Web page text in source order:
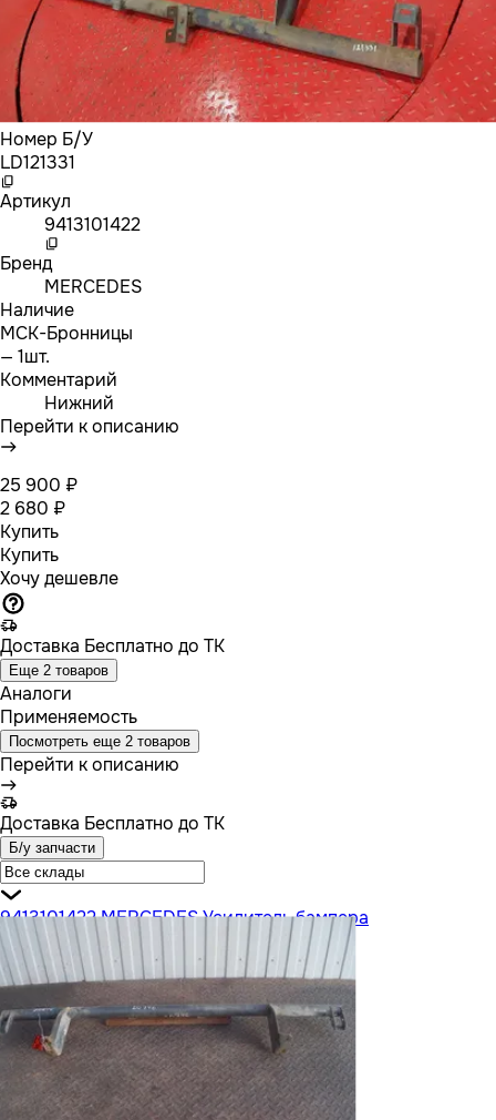
Номер Б/У
LD121331
Артикул
9413101422
Бренд
MERCEDES
Наличие
МСК-Бронницы
— 1шт.
Комментарий
Нижний
Перейти к описанию
25 900 ₽
2 680 ₽
Купить
Купить
Хочу дешевле
Доставка Бесплатно до ТК
Еще 2 товаров
Аналоги
Применяемость
Посмотреть еще 2 товаров
Перейти к описанию
Доставка Бесплатно до ТК
Б/у запчасти
9413101422 MERCEDES Усилитель бампера